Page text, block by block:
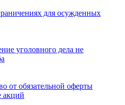
для осужденных
уголовного дела не
от обязательной оферты
акций